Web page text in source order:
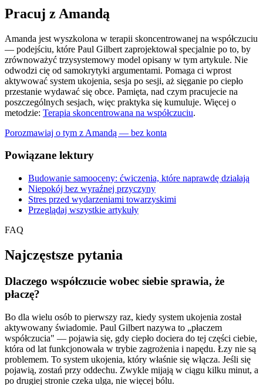
Pracuj z Amandą
Amanda jest wyszkolona w terapii skoncentrowanej na współczuciu
— podejściu, które Paul Gilbert zaprojektował specjalnie po to, by
zrównoważyć trzysystemowy model opisany w tym artykule. Nie
odwodzi cię od samokrytyki argumentami. Pomaga ci wprost
aktywować system ukojenia, sesja po sesji, aż sięganie po ciepło
przestanie wydawać się obce. Pamięta, nad czym pracujecie na
poszczególnych sesjach, więc praktyka się kumuluje. Więcej o
metodzie: Terapia skoncentrowana na współczuciu.
Porozmawiaj o tym z Amandą — bez konta
Powiązane lektury
Budowanie samooceny: ćwiczenia, które naprawdę działają
Niepokój bez wyraźnej przyczyny
Stres przed wydarzeniami towarzyskimi
Przeglądaj wszystkie artykuły
FAQ
Najczęstsze pytania
Dlaczego współczucie wobec siebie sprawia, że
płaczę?
Bo dla wielu osób to pierwszy raz, kiedy system ukojenia został
aktywowany świadomie. Paul Gilbert nazywa to „płaczem
współczucia" — pojawia się, gdy ciepło dociera do tej części ciebie,
która od lat funkcjonowała w trybie zagrożenia i napędu. Łzy nie są
problemem. To system ukojenia, który właśnie się włącza. Jeśli się
pojawią, zostań przy oddechu. Zwykle mijają w ciągu kilku minut, a
po drugiej stronie czeka ulga, nie więcej bólu.